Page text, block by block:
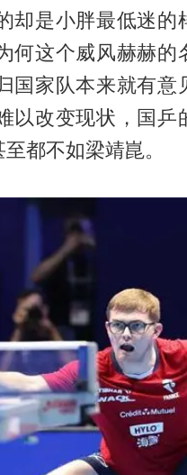
却是小胖最低迷的
何这个威风赫赫的
国家队本来就有意
以改变现状，国乒
都不如梁靖崑。